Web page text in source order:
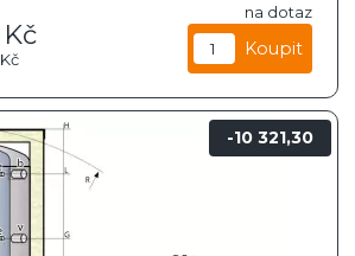
na dotaz
Kč
Kč
10 321,30